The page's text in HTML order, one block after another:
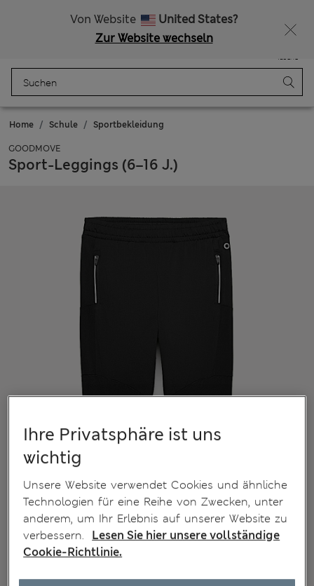
Von Website
United States?
Zur Website wechseln
Tasche
Home Schule Sportbekleidung
GOODMOVE
Sport-Leggings (6–16 J.)
Ihre Privatsphäre ist uns
wichtig
Unsere Website verwendet Cookies und ähnliche
Technologien für eine Reihe von Zwecken, unter
anderem, um Ihr Erlebnis auf unserer Website zu
verbessern.
Lesen Sie hier unsere vollständige
Cookie-Richtlinie.